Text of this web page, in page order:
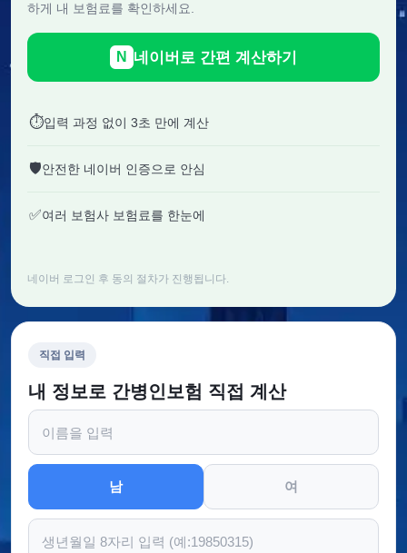
하게 내 보험료를 확인하세요.
N 네이버로 간편 계산하기
⏱입력 과정 없이 3초 만에 계산
🛡안전한 네이버 인증으로 안심
✅여러 보험사 보험료를 한눈에
네이버 로그인 후 동의 절차가 진행됩니다.
직접 입력
내 정보로 간병인보험 직접 계산
남 여